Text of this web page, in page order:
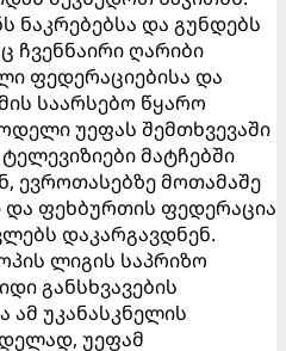
ნაკრებებსა და გუნდებს
ჩვენნაირი ღარიბი
ფედერაციებისა და
საარსებო წყარო
უეფას შემთხვევაში
მატჩებში
ევროთასებზე მოთამაშე
ფეხბურთის ფედერაცია
დაკარგავდნენ.
ლიგის საპრიზო
განსხვავების
უკანასკნელის
უეფამ